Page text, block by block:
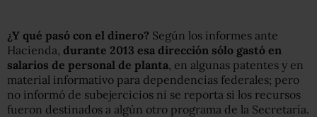
¿Y qué pasó con el dinero? Según los informes ante
Hacienda, durante 2013 esa dirección sólo gastó en
salarios de personal de planta, en algunas patentes y en
material informativo para dependencias federales; pero
no informó de subejercicios ni se reporta si los recursos
fueron destinados a algún otro programa de la Secretaría.